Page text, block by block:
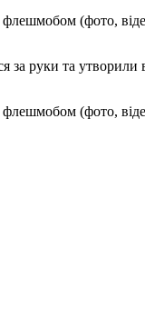
руки та